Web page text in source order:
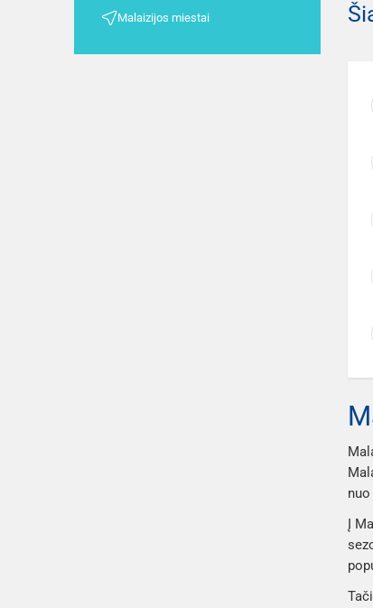
Malaizijos miestai
nuo
Į